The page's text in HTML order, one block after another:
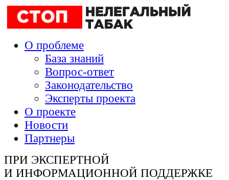
О проблеме
База знаний
Вопрос-ответ
Законодательство
Эксперты проекта
О проекте
Новости
Партнеры
ПРИ ЭКСПЕРТНОЙ
И ИНФОРМАЦИОННОЙ ПОДДЕРЖКЕ